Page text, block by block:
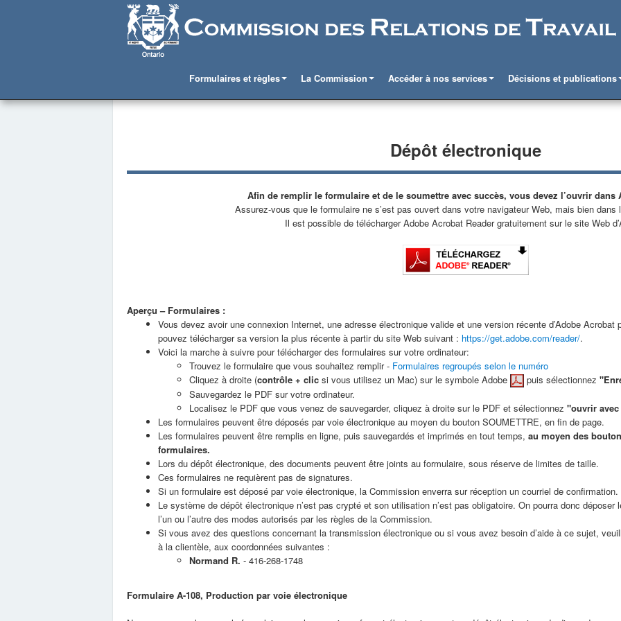
Formulaires et règles La Commission Accéder à nos services Décisions et publications
Dépôt électronique
Afin de remplir le formulaire et de le soumettre avec succès, vous devez l’ouvrir dans
Assurez-vous que le formulaire ne s’est pas ouvert dans votre navigateur Web, mais bien dans
Il est possible de télécharger Adobe Acrobat Reader gratuitement sur le site Web
Aperçu – Formulaires :
Vous devez avoir une connexion Internet, une adresse électronique valide et une version récente d’Adobe
pouvez télécharger sa version la plus récente à partir du site Web suivant : https://get.adobe.com/reader/.
Voici la marche à suivre pour télécharger des formulaires sur votre ordinateur:
Trouvez le formulaire que vous souhaitez remplir - Formulaires regroupés selon le numéro
Cliquez à droite (contrôle + clicsi vous utilisez un Mac) sur le symbole Adobe puis sélectionnez
Sauvegardez le PDF sur votre ordinateur.
Localisez le PDF que vous venez de sauvegarder, cliquez à droite sur le PDF et sélectionnez "ouvrir
Les formulaires peuvent être déposés par voie électronique au moyen du bouton SOUMETTRE, en fin de page.
Les formulaires peuvent être remplis en ligne, puis sauvegardés et imprimés en tout temps, au moyen des
formulaires.
Lors du dépôt électronique, des documents peuvent être joints au formulaire, sous réserve de limites de taille.
Ces formulaires ne requièrent pas de signatures.
Si un formulaire est déposé par voie électronique, la Commission enverra sur réception un courriel de confirmation.
Le système de dépôt électronique n’est pas crypté et son utilisation n’est pas obligatoire. On pourra donc
l’un ou l’autre des modes autorisés par les règles de la Commission.
Si vous avez des questions concernant la transmission électronique ou si vous avez besoin d’aide à ce sujet,
à la clientèle, aux coordonnées suivantes :
Normand R. - 416-268-1748
Formulaire A-108, Production par voie électronique